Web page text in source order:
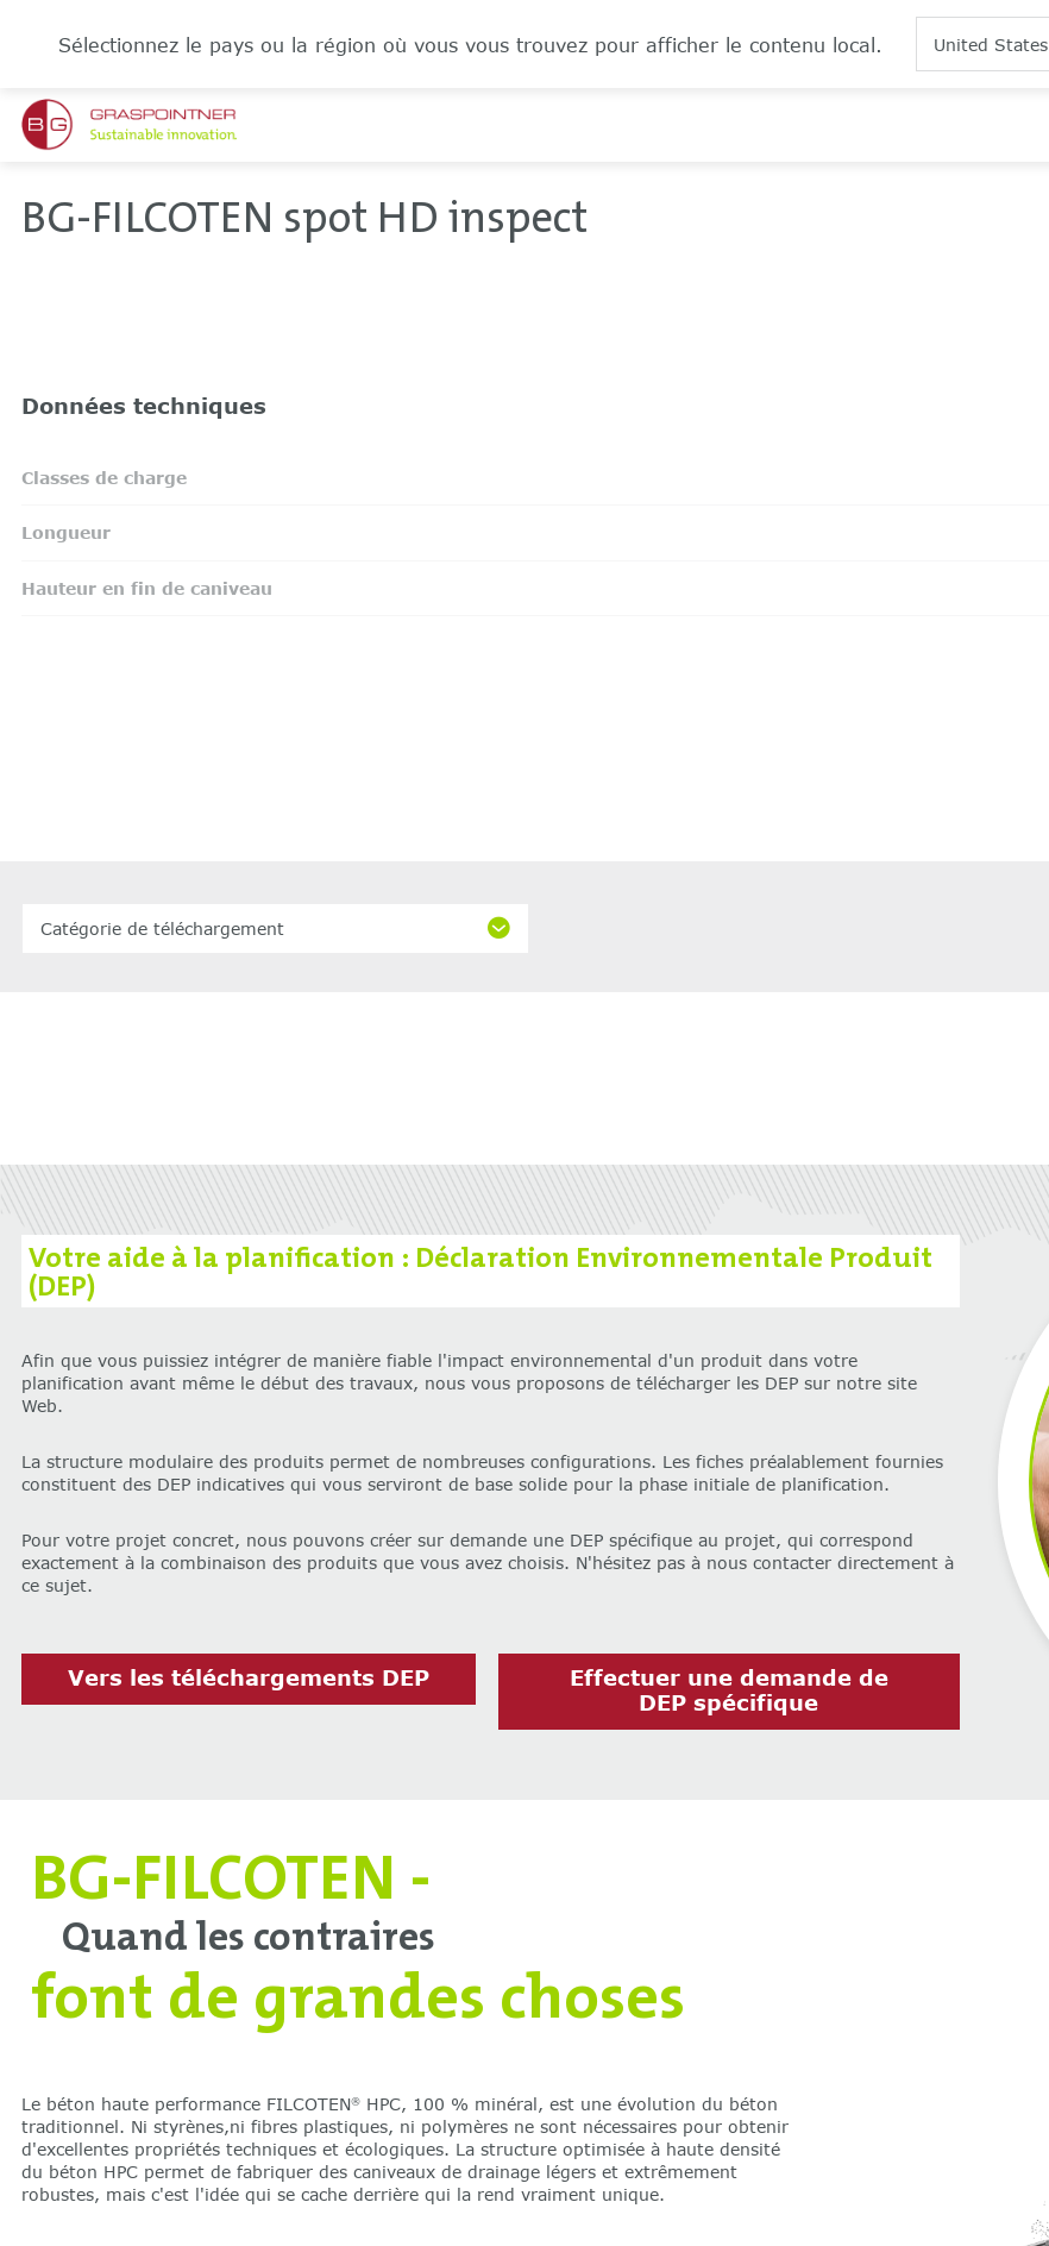
Sélectionnez le pays ou la région où vous vous trouvez pour afficher le contenu local. United States
BG-FILCOTEN spot HD inspect
Données techniques
Classes de charge
Longueur
Hauteur en fin de caniveau
Catégorie de téléchargement
‌Votre aide à la planification : Déclaration Environnementale Produit
(DEP)
Afin que vous puissiez intégrer de manière fiable l'impact environnemental d'un produit dans votre
planification avant même le début des travaux, nous vous proposons de télécharger les DEP sur notre site
Web.
La structure modulaire des produits permet de nombreuses configurations. Les fiches préalablement fournies
constituent des DEP indicatives qui vous serviront de base solide pour la phase initiale de planification.
Pour votre projet concret, nous pouvons créer sur demande une DEP spécifique au projet, qui correspond
exactement à la combinaison des produits que vous avez choisis. N'hésitez pas à nous contacter directement à
ce sujet.
Vers les téléchargements DEP
Effectuer une demande de
DEP spécifique
BG-FILCOTEN -
Quand les contraires
font de grandes choses
Le béton haute performance FILCOTEN®HPC, 100 % minéral, est une évolution du béton
traditionnel. Ni styrènes,ni fibres plastiques, ni polymères ne sont nécessaires pour obtenir
d'excellentes propriétés techniques et écologiques. La structure optimisée à haute densité
du béton HPC permet de fabriquer des caniveaux de drainage légers et extrêmement
robustes, mais c'est l'idée qui se cache derrière qui la rend vraiment unique.